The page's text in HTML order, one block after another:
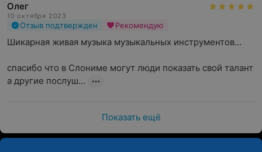
Олег
10 октября 2023
Отзыв подтвержден Рекомендую
Шикарная живая музыка музыкальных инструментов...
спасибо что в Слониме могут люди показать свой талант
а другие послуш...
Показать ещё